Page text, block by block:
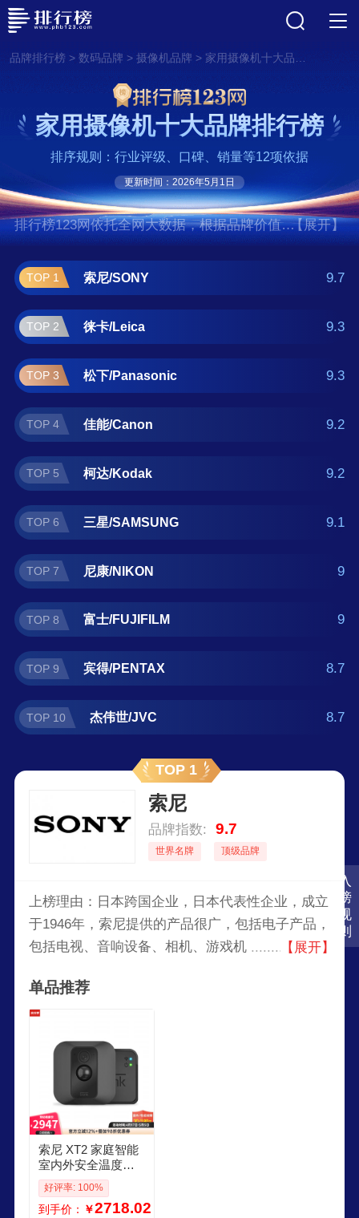
品牌排行榜> 数码品牌 > 摄像机品牌 > 家用摄像机十大品牌排行榜
入
榜
规
则
家用摄像机十大品牌排行榜
排序规则：行业评级、口碑、销量等12项依据
更新时间：2026年5月1日
排行榜123网依托全网大数据，根据品牌价值、
口碑评价等多项指数评选出了家用摄像机十大
品牌排行榜,前十名分别是索尼/SONY、徕
卡/Leica、松下/Panasonic、佳能/Canon、柯
达/Kodak、三星/SAMSUNG、尼康/NIKON、富
士/FUJIFILM、宾得/PENTAX、杰伟世/JVC。
如果您正在查找家用摄像机什么牌子好？那么
本家用摄像机十大品牌榜单可供您作为选购参
考，我们致力于用最真实的用户数据推荐口碑
最好的家用摄像机品牌，让您选得放心。(榜单
【展开】
TOP 1 索尼/SONY 9.7
TOP 2 徕卡/Leica 9.3
TOP 3 松下/Panasonic 9.3
TOP 4 佳能/Canon 9.2
TOP 5 柯达/Kodak 9.2
TOP 6 三星/SAMSUNG 9.1
TOP 7 尼康/NIKON 9
TOP 8 富士/FUJIFILM 9
TOP 9 宾得/PENTAX 8.7
TOP 10 杰伟世/JVC 8.7
TOP 1
索尼
品牌指数: 9.7
世界名牌 顶级品牌
上榜理由：日本跨国企业，日本代表性企业，成立
于1946年，索尼提供的产品很广，包括电子产品，
包括电视、音响设备、相机、游戏机（如
备。此外，索尼也涉足电影制作、音乐出版和在线
服务等领域。
【展开】
单品推荐
索尼 XT2 家庭智能
室内外安全温度监
测 高清红外夜视防
水摄像头 真无线运
动检测监控 双摄像
好评率: 100%
到手价： ￥2718.02